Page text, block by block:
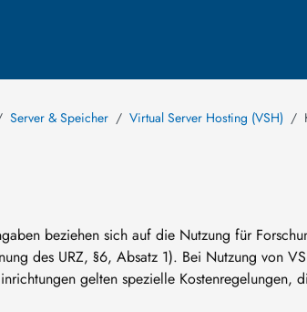
Server & Speicher Virtual Server Hosting (VSH)
beziehen sich auf die Nutzung für
des URZ, §6, Absatz 1). Bei Nutzung von
gelten spezielle Kostenregelungen,